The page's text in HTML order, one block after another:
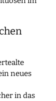
neues
in das